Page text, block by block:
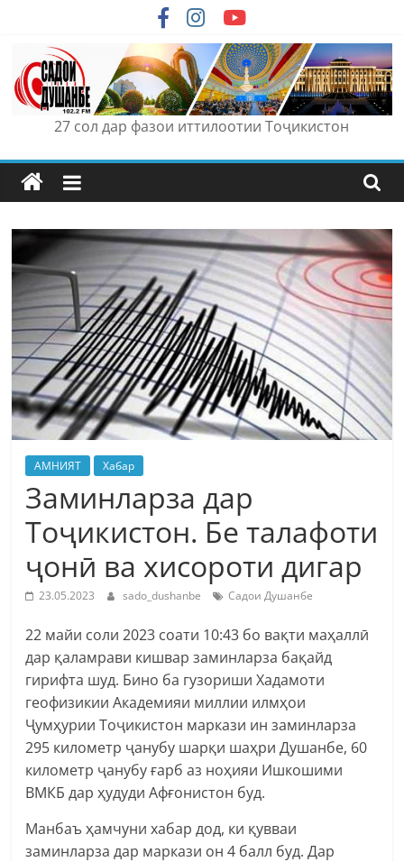
content
27 сол дар фазои иттилоотии Тоҷикистон
АМНИЯТ Хабар
Заминларза дар
Тоҷикистон. Бе талафоти
ҷонӣ ва хисороти дигар
23.05.2023 sado_dushanbe Садои Душанбе
22 майи соли 2023 соати 10:43 бо вақти маҳаллӣ
дар қаламрави кишвар заминларза бақайд
гирифта шуд. Бино ба гузориши Хадамоти
геофизикии Академияи миллии илмҳои
Ҷумҳурии Тоҷикистон маркази ин заминларза
295 километр ҷанубу шарқи шаҳри Душанбе, 60
километр ҷанубу ғарб аз ноҳияи Ишкошими
ВМКБ дар ҳудуди Афғонистон буд.
Манбаъ ҳамчуни хабар дод, ки қувваи
заминларза дар маркази он 4 балл буд. Дар